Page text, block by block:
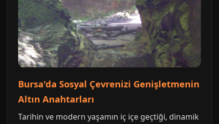
Bursa'da Sosyal Çevrenizi Genişletmenin
Altın Anahtarları
Tarihin ve modern yaşamın iç içe geçtiği, dinamik